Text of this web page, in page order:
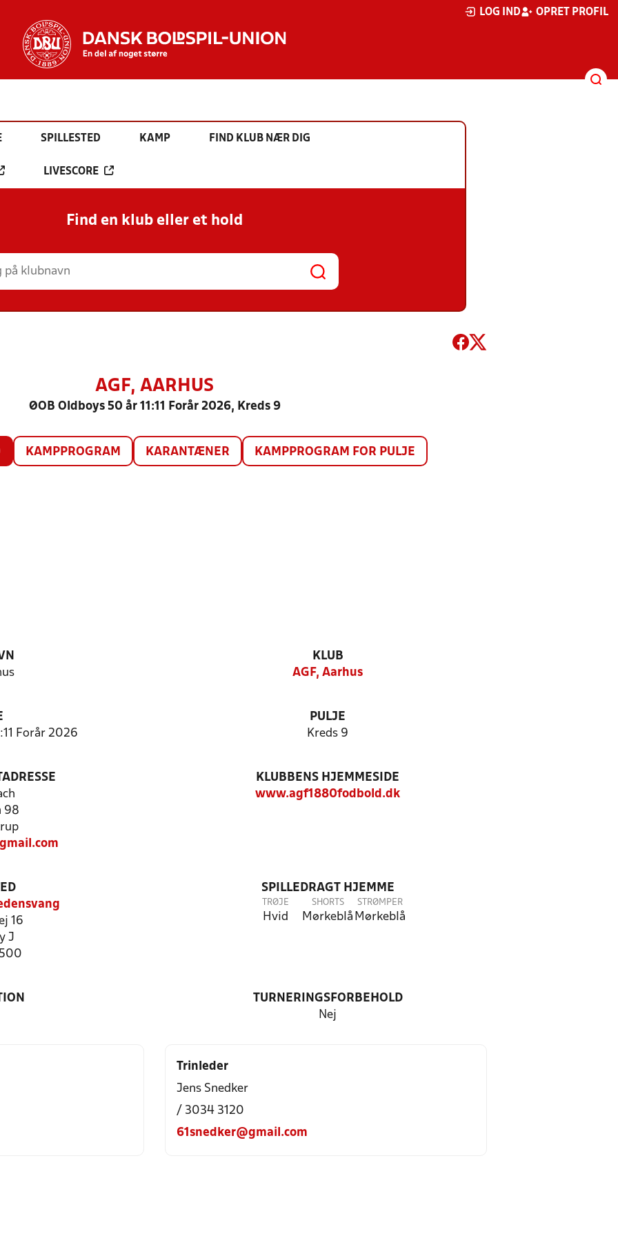
LOG IND OPRET PROFIL
SPILLESTED KAMP FIND KLUB NÆR DIG
LIVESCORE
Find en klub eller et hold
AGF, AARHUS
ØOB Oldboys 50 år 11:11 Forår 2026, Kreds 9
KAMPPROGRAM KARANTÆNER KAMPPROGRAM FOR PULJE
KLUB
AGF, Aarhus
Forår 2026
PULJE
Kreds 9
98
KLUBBENS HJEMMESIDE
www.agf1880fodbold.dk
16
J
SPILLEDRAGT HJEMME
TRØJE
Hvid
SHORTS
Mørkeblå
STRØMPER
Mørkeblå
TURNERINGSFORBEHOLD
Nej
Trinleder
Jens Snedker
/ 3034 3120
61snedker@gmail.com